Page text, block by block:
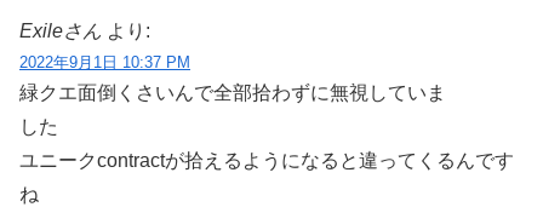
Exileさん より:
2022年9月1日 10:37 PM
緑クエ面倒くさいんで全部拾わずに無視していま
した
ユニークcontractが拾えるようになると違ってくるんです
ね